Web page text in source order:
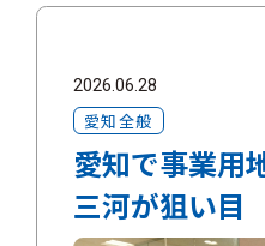
2026.06.28
愛知全般
愛知で事業用
三河が狙い目